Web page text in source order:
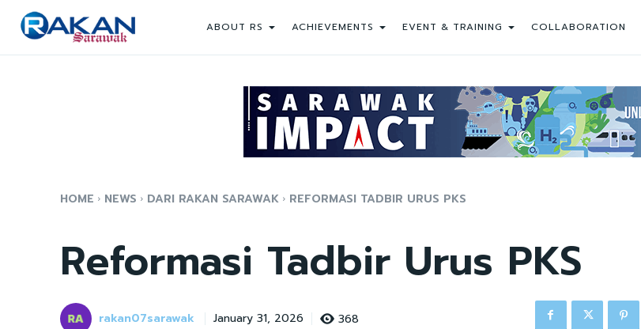
ABOUT RS ACHIEVEMENTS EVENT & TRAINING COLLABORATION
HOME NEWS DARI RAKAN SARAWAK REFORMASI TADBIR URUS PKS
Reformasi Tadbir Urus PKS
rakan07sarawak January 31, 2026 368